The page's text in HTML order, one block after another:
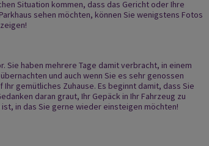
Situation kommen, dass das Gericht oder Ihre
sehen möchten, können Sie wenigstens Fotos
Sie haben mehrere Tage damit verbracht, in einem
und auch wenn Sie es sehr genossen
gemütliches Zuhause. Es beginnt damit, dass Sie
daran graut, Ihr Gepäck in Ihr Fahrzeug zu
in das Sie gerne wieder einsteigen möchten!